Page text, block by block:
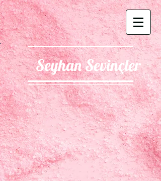
Seyhan Sevinçler